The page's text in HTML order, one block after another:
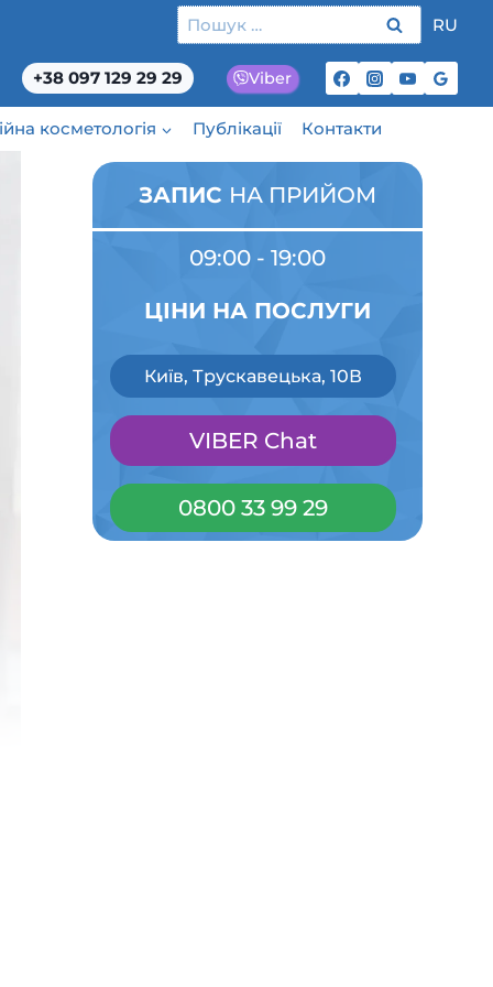
Пошук: RU
+38 097 129 29 29 Viber
косметологія Публікації Контакти
ЗАПИС НА ПРИЙОМ
09:00 - 19:00
ЦІНИ НА ПОСЛУГИ
Київ, Трускавецька, 10В
VIBER Chat
0800 33 99 29